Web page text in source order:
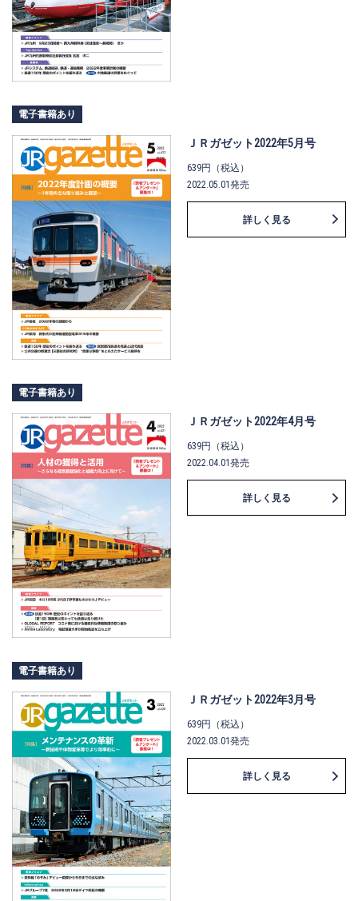
電子書籍あり
ＪＲガゼット2022年5月号
639円（税込）
2022.05.01発売
詳しく見る
電子書籍あり
ＪＲガゼット2022年4月号
639円（税込）
2022.04.01発売
詳しく見る
電子書籍あり
ＪＲガゼット2022年3月号
639円（税込）
2022.03.01発売
詳しく見る